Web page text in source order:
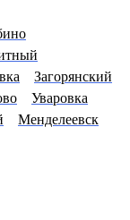
Загорянский
Уваровка
Менделеевск